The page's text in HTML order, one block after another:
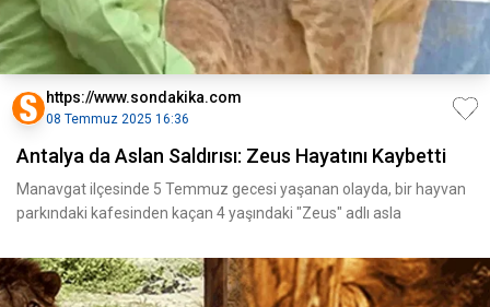
https://www.sondakika.com
08 Temmuz 2025 16:36
Antalya da Aslan Saldırısı: Zeus Hayatını Kaybetti
Manavgat ilçesinde 5 Temmuz gecesi yaşanan olayda, bir hayvan
parkındaki kafesinden kaçan 4 yaşındaki "Zeus" adlı asla